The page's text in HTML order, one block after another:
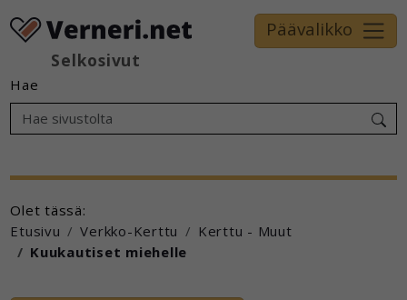
Selkosivut
Päävalikko
Hae
Olet tässä:
Etusivu
Verkko-Kerttu
Kerttu - Muut
Kuukautiset miehelle